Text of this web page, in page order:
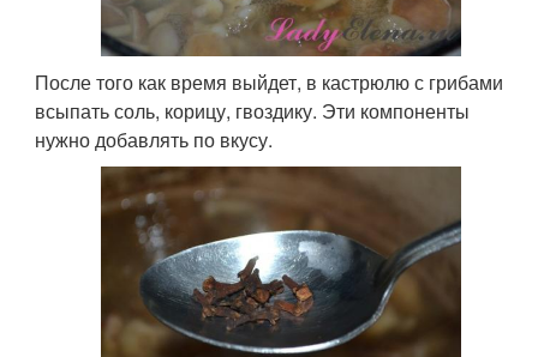
После того как время выйдет, в кастрюлю с грибами
всыпать соль, корицу, гвоздику. Эти компоненты
нужно добавлять по вкусу.